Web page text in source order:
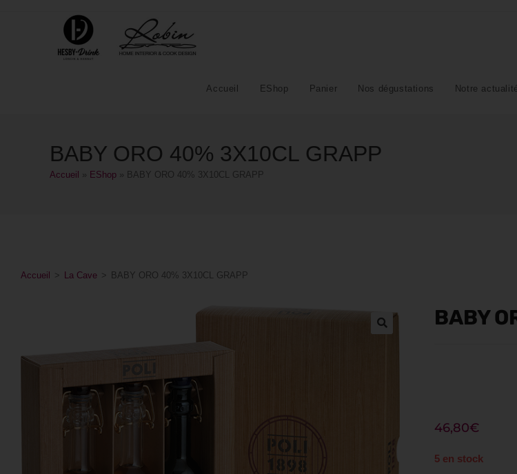
Accueil EShop Panier Nos dégustations Notre actualité
BABY ORO 40% 3X10CL GRAPP
Accueil EShop BABY ORO 40% 3X10CL GRAPP
Accueil > La Cave > BABY ORO 40% 3X10CL GRAPP
BABY
46,80€
5 en stock